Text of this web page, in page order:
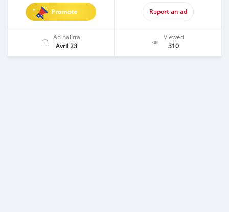
Promote Report an ad
Ad halitta
Avril 23
Viewed
310